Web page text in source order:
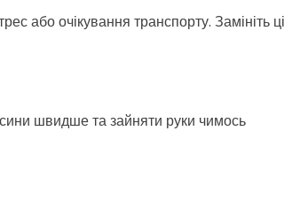
або очікування транспорту. Замініть ці
швидше та зайняти руки чимось